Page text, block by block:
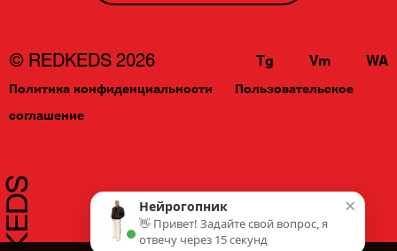
© REDKEDS 2026 Tg Vm WA
Политика конфиденциальности
Пользовательское
соглашение
×
Нейрогопник
👋 Привет! Задайте свой вопрос, я
отвечу через 15 секунд